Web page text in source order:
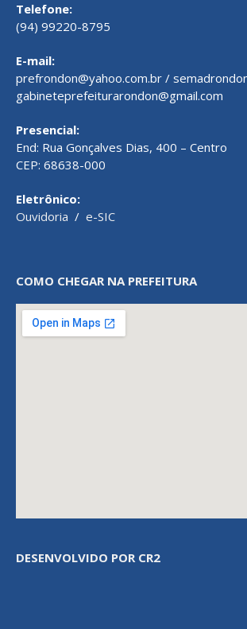
Telefone:
(94) 99220-8795
E-mail:
prefrondon@yahoo.com.br /
gabineteprefeiturarondon@gmail.com
Presencial:
End: Rua Gonçalves Dias, 400 – Centro
CEP: 68638-000
Eletrônico:
Ouvidoria / e-SIC
COMO CHEGAR NA PREFEITURA
DESENVOLVIDO POR CR2